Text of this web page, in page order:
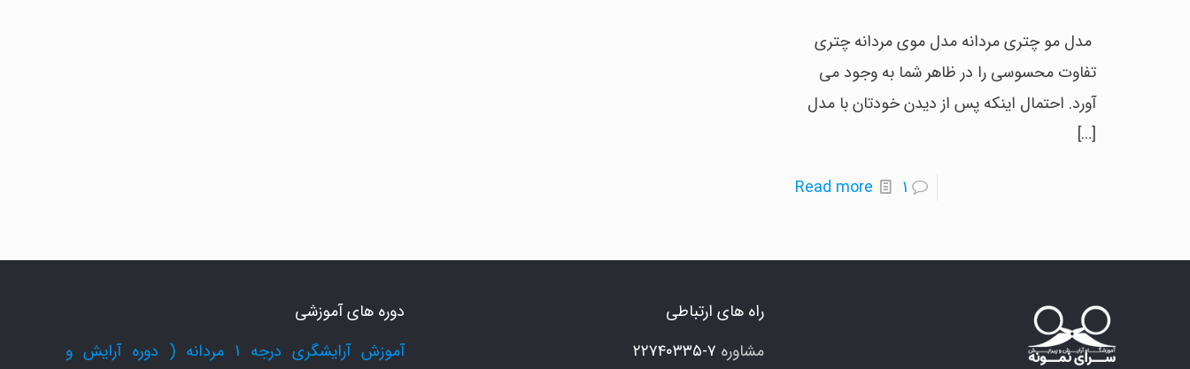
مدل مو چتری مردانه مدل موی مردانه چتری
تفاوت محسوسی را در ظاهر شما به وجود می
آورد. احتمال اینکه پس از دیدن خودتان با مدل
[…]
1
Read more
-
چتری
آقایانراه های ارتباطی
مشاوره ۷-۲۲۷۴۰۳۳۵
دوره های آموزشی
آموزش آرایشگری درجه 1 مردانه ( دوره آرایش و